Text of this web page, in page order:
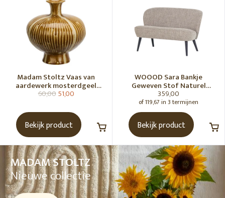
Madam Stoltz Vaas van
aardewerk mosterdgeel
naturel
60,0051,00
Bekijk product
WOOOD Sara Bankje
Geweven Stof Naturel
Melange [Fsc]
359,00
of 119,67 in 3 termijnen
Bekijk product
MADAM STOLTZ
Nieuwe collectie